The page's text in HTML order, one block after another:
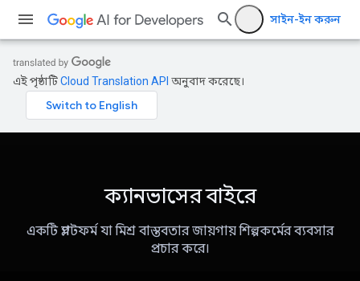
সাইন-ইন করুন
এই পৃষ্ঠাটিCloud Translation API অনুবাদ করেছে।
ক্যানভাসের বাইরে
একটি প্ল্যাটফর্ম যা মিশ্র বাস্তবতার জায়গায় শিল্পকর্মের ব্যবসার
প্রচার করে।